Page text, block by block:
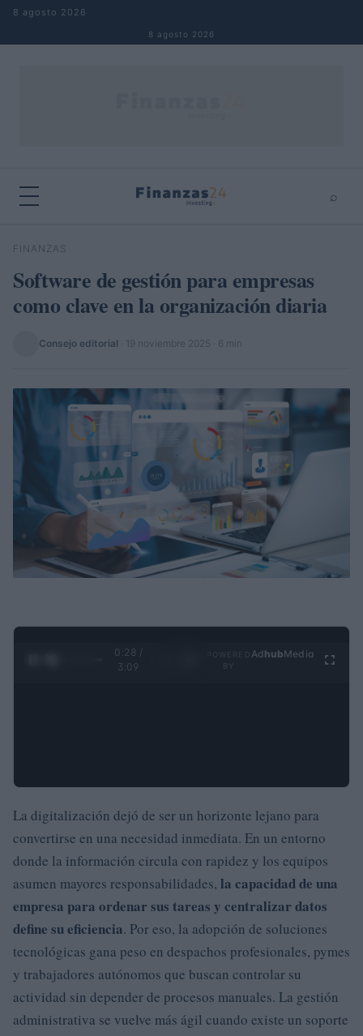
Saltar al contenido
8 agosto 2026
8 agosto 2026
⌕
Buscar
FINANZAS
Software de gestión para empresas
como clave en la organización diaria
Consejo editorial 19 noviembre 2025 · 6 min
0:30 /
3:09
Ad hubMedia
La digitalización dejó de ser un horizonte lejano para
convertirse en una necesidad inmediata. En un entorno
donde la información circula con rapidez y los equipos
asumen mayores responsabilidades, la capacidad de una
empresa para ordenar sus tareas y centralizar datos
define su eficiencia. Por eso, la adopción de soluciones
tecnológicas gana peso en despachos profesionales, pymes
y trabajadores autónomos que buscan controlar su
actividad sin depender de procesos manuales. La gestión
administrativa se vuelve más ágil cuando existe un soporte